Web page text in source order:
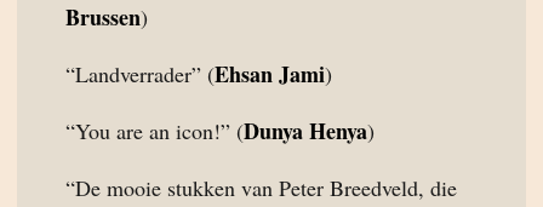
Brussen)
“Landverrader” (Ehsan Jami)
“You are an icon!” (Dunya Henya)
“De mooie stukken van Peter Breedveld, die